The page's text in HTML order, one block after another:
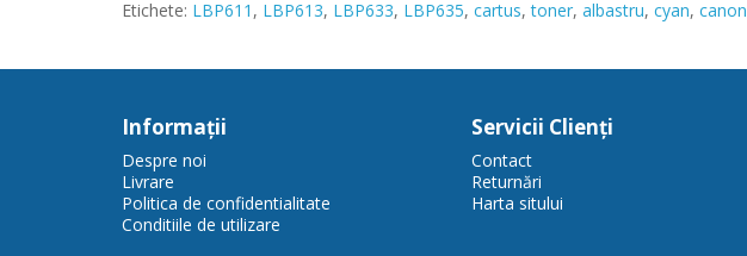
Etichete: LBP611 , LBP613, LBP633, LBP635, cartus,toner, albastru, cyan, canon
Informaţii
Despre noi
Livrare
Politica de confidentialitate
Conditiile de utilizare
Servicii Clienţi
Contact
Returnări
Harta sitului